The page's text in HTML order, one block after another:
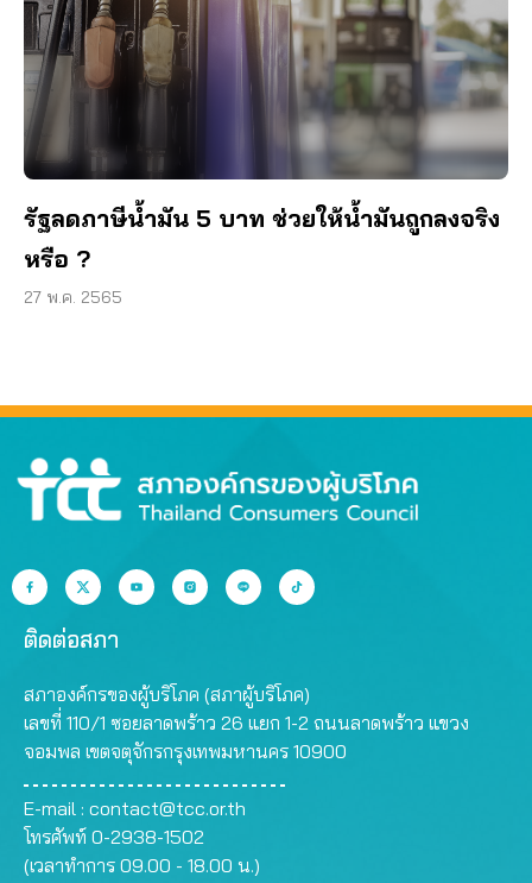
รัฐลดภาษีน้ำมัน 5 บาท ช่วยให้น้ำมันถูกลงจริง
หรือ ?
27 พ.ค. 2565
ติดต่อสภา
สภาองค์กรของผู้บริโภค (สภาผู้บริโภค)
เลขที่ 110/1 ซอยลาดพร้าว 26 แยก 1-2 ถนนลาดพร้าว แขวง
จอมพล เขตจตุจักรกรุงเทพมหานคร 10900
E-mail : contact@tcc.or.th
โทรศัพท์ 0-2938-1502
(เวลาทำการ 09.00 - 18.00 น.)